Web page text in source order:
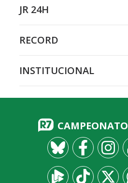
JR 24H
RECORD
INSTITUCIONAL